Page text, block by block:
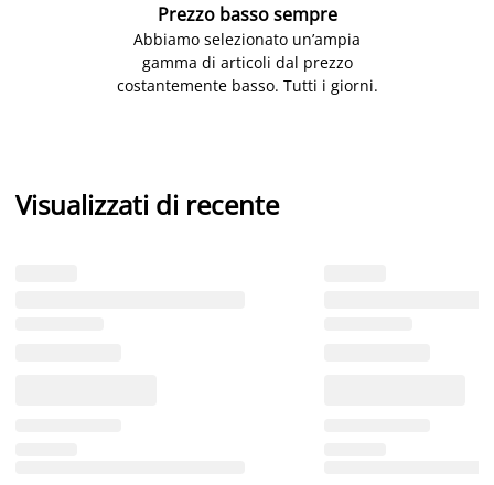
Prezzo basso sempre
Abbiamo selezionato un’ampia
gamma di articoli dal prezzo
costantemente basso. Tutti i giorni.
Visualizzati di recente